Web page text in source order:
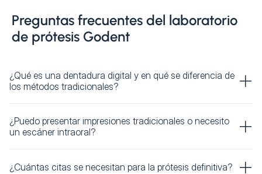
Preguntas frecuentes del laboratorio
de prótesis Godent
¿Qué es una dentadura digital y en qué se diferencia de
los métodos tradicionales?
¿Puedo presentar impresiones tradicionales o necesito
un escáner intraoral?
¿Cuántas citas se necesitan para la prótesis definitiva?